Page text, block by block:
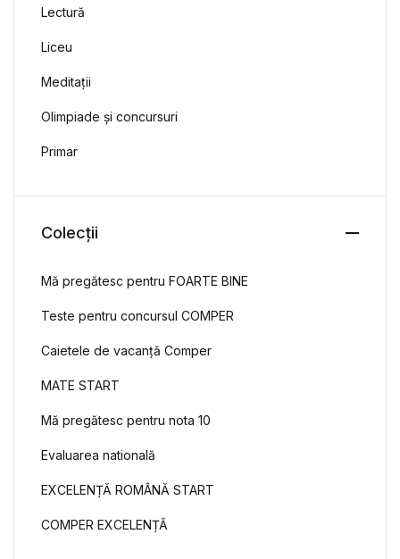
Lectură
Liceu
Meditații
Olimpiade și concursuri
Primar
Colecții
Mă pregătesc pentru FOARTE BINE
Teste pentru concursul COMPER
Caietele de vacanță Comper
MATE START
Mă pregătesc pentru nota 10
Evaluarea natională
EXCELENȚĂ ROMÂNĂ START
COMPER EXCELENȚĂ